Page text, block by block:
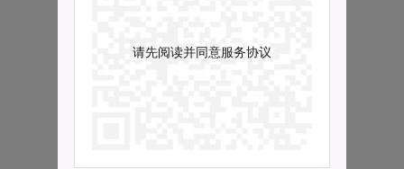
请先阅读并同意服务协议